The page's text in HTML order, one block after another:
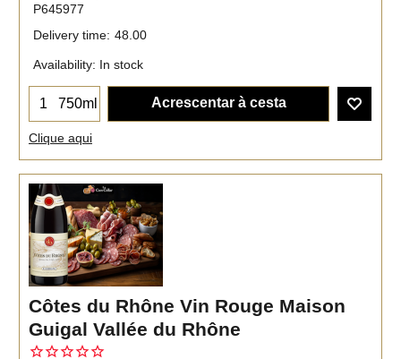
P645977
Delivery time: 48.00
Availability: In stock
750ml Acrescentar à cesta
Clique aqui
Côtes du Rhône Vin Rouge Maison
Guigal Vallée du Rhône